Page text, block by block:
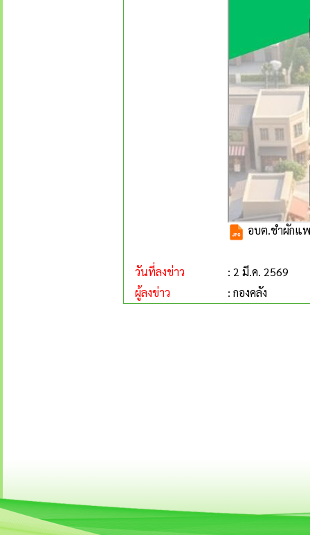
อบต.ชำผักแ
วันที่ลงข่าว
: 2 มี.ค. 2569
ผู้ลงข่าว
: กองคลัง